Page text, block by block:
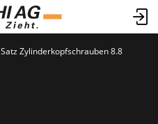
Satz Zylinderkopfschrauben 8.8